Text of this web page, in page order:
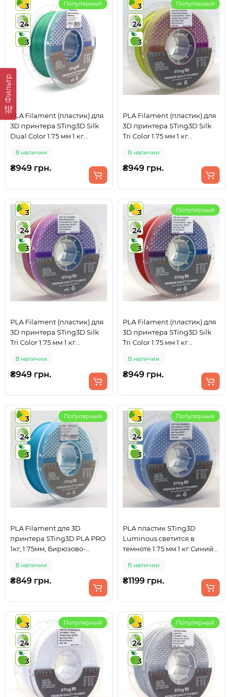
Фильтр
3
24
3
Популярный
PLA Filament (пластик) для
3D принтера STing3D Silk
Dual Color 1.75 мм 1 кг
Зеленый
В наличии
₴949 грн.
3
24
3
Популярный
PLA Filament (пластик) для
3D принтера STing3D Silk
Tri Color 1.75 мм 1 кг
Зеленый + Фиолетовый
В наличии
₴949 грн.
3
24
3
PLA Filament (пластик) для
3D принтера STing3D Silk
Tri Color 1.75 мм 1 кг
Желтый + Фиолетовый
В наличии
₴949 грн.
3
24
3
Популярный
PLA Filament (пластик) для
3D принтера STing3D Silk
Tri Color 1.75 мм 1 кг
Зеленый + Красный
В наличии
₴949 грн.
3
24
3
Популярный
PLA Filament для 3D
принтера STing3D PLA PRO
1кг, 1.75мм, Бирюзово-
В наличии
₴849 грн.
3
24
3
Популярный
PLA пластик STing3D
Luminous светится в
темноте 1.75 мм 1 кг Синий
В наличии
₴1199 грн.
3
24
3
Популярный
3
24
3
Популярный